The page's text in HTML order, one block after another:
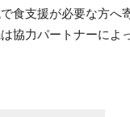
食支援が必要な方へ
協力パートナーによ